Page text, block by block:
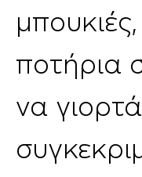
ποτήρια
να